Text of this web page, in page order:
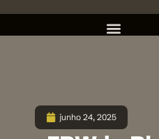
junho 24, 2025